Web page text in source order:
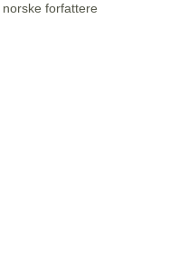
forfattere